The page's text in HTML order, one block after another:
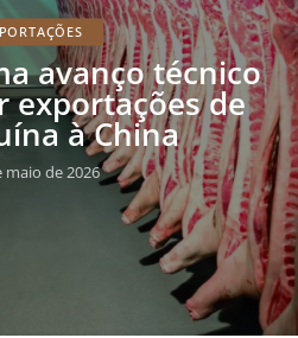
avanço técnico
exportações de
à China
maio de 2026